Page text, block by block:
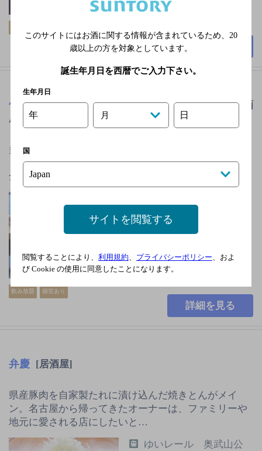
満
竹炭・備長炭 炉端焼き たけすみ 那覇店 [和食居酒
屋]
多彩なシーンに合わせた様々な個室、くつろげるソフ
ァ席、ライブ感あるオープンキッチンカウンターなど
全130席。お得な飲み放…
飲み放題 個室あり
駅より徒歩3分
無休
満
130席
詳細を見る
弁慶 [居酒屋]
県産豚肉を自家製たれに漬け込んだ焼きとんがメイ
ン。名古屋から帰ってきたオーナーは、ファミリーや
地元に愛される店にしたいと…
ゆいレール 奥武山公
このサイトにはお酒に関する情報が含まれているため、 20
歳以上の方を対象としています。
誕生年月日を西暦でご入力下さい。
生年月日
年 月 日
国
サイトを閲覧する
閲覧することにより、 利用規約 プライバシーポリシー 、およ
び Cookie の使用に同意したことになります。